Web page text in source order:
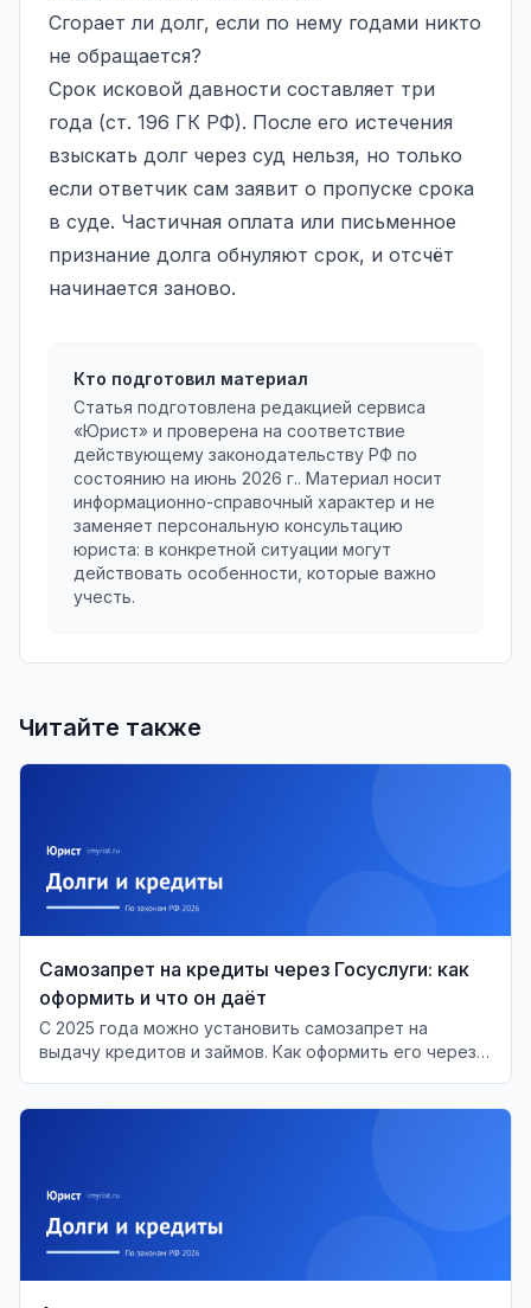
Сгорает ли долг, если по нему годами никто
не обращается?
Срок исковой давности составляет три
года (ст. 196 ГК РФ). После его истечения
взыскать долг через суд нельзя, но только
если ответчик сам заявит о пропуске срока
в суде. Частичная оплата или письменное
признание долга обнуляют срок, и отсчёт
начинается заново.
Кто подготовил материал
Статья подготовлена редакцией сервиса
«Юрист» и проверена на соответствие
действующему законодательству РФ по
состоянию на июнь 2026 г.. Материал носит
информационно-справочный характер и не
заменяет персональную консультацию
юриста: в конкретной ситуации могут
действовать особенности, которые важно
учесть.
Читайте также
Самозапрет на кредиты через Госуслуги: как
оформить и что он даёт
С 2025 года можно установить самозапрет на
выдачу кредитов и займов. Как оформить его через